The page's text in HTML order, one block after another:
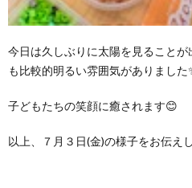
今日は久しぶりに太陽を見ること
も比較的明るい雰囲気がありました
子どもたちの笑顔に癒されます😊
以上、７月３日(金)の様子をお伝え